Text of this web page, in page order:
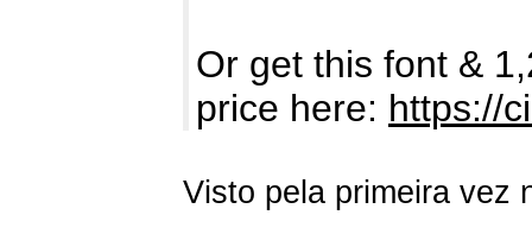
Or get this font &
price here: https://
Visto pela primeira vez